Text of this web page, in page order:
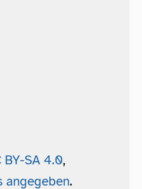
BY-SA 4.0,
angegeben.